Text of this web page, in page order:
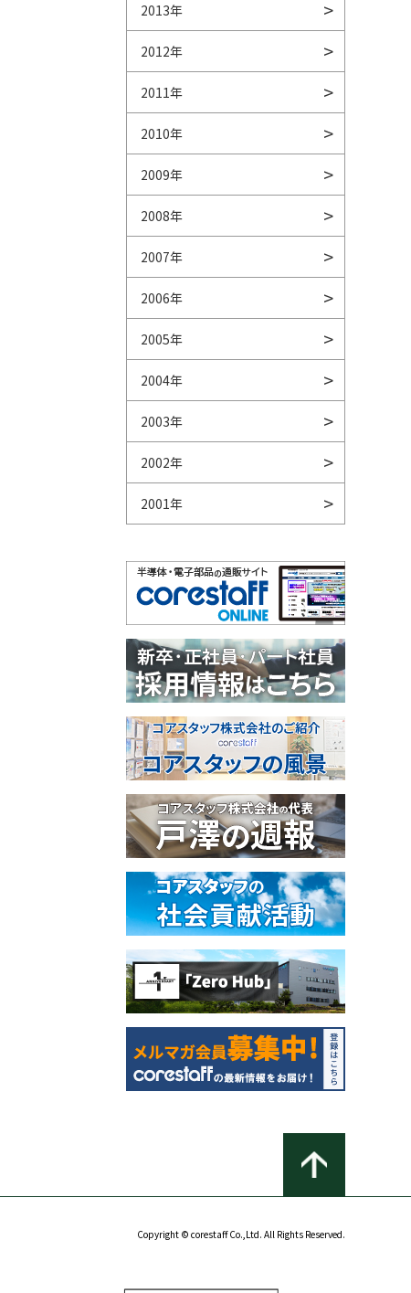
2013年
2012年
2011年
2010年
2009年
2008年
2007年
2006年
2005年
2004年
2003年
2002年
2001年
Copyright © corestaff Co.,Ltd. All Rights Reserved.